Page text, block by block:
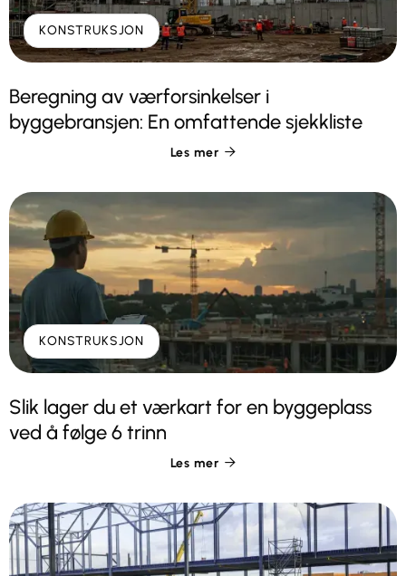
KONSTRUKSJON
Beregning av værforsinkelser i
byggebransjen: En omfattende sjekkliste
Les mer 
KONSTRUKSJON
Slik lager du et værkart for en byggeplass
ved å følge 6 trinn
Les mer 